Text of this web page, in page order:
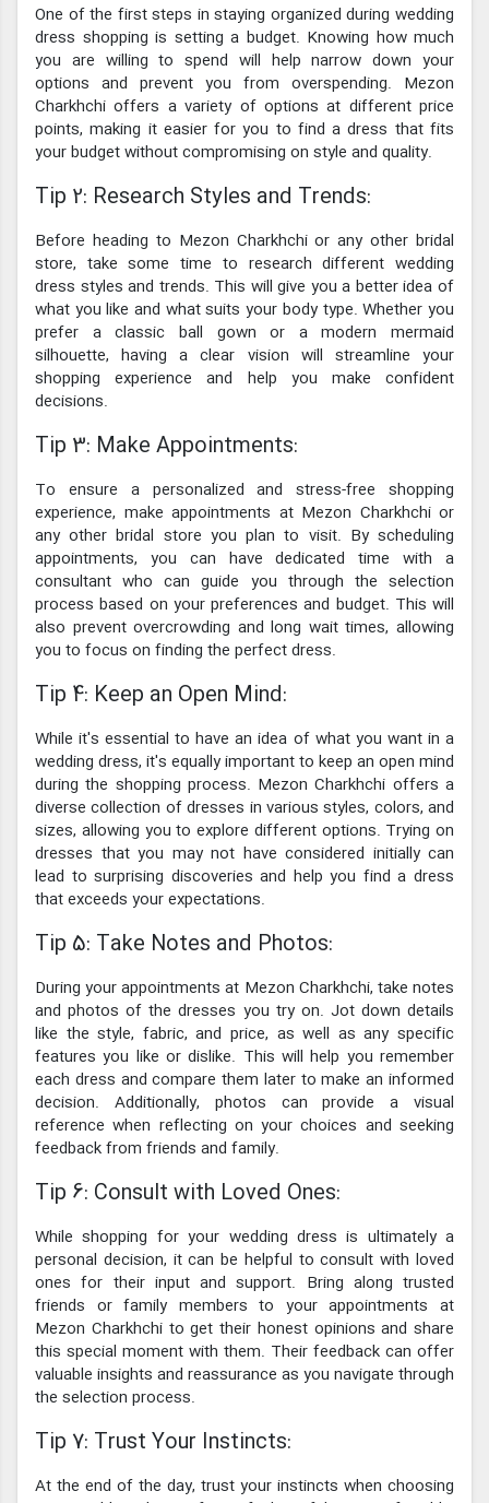
One of the first steps in staying organized during wedding
dress shopping is setting a budget. Knowing how much
you are willing to spend will help narrow down your
options and prevent you from overspending. Mezon
Charkhchi offers a variety of options at different price
points, making it easier for you to find a dress that fits
your budget without compromising on style and quality.
Tip 2: Research Styles and Trends:
Before heading to Mezon Charkhchi or any other bridal
store, take some time to research different wedding
dress styles and trends. This will give you a better idea of
what you like and what suits your body type. Whether you
prefer a classic ball gown or a modern mermaid
silhouette, having a clear vision will streamline your
shopping experience and help you make confident
decisions.
Tip 3: Make Appointments:
To ensure a personalized and stress-free shopping
experience, make appointments at Mezon Charkhchi or
any other bridal store you plan to visit. By scheduling
appointments, you can have dedicated time with a
consultant who can guide you through the selection
process based on your preferences and budget. This will
also prevent overcrowding and long wait times, allowing
you to focus on finding the perfect dress.
Tip 4: Keep an Open Mind:
While it's essential to have an idea of what you want in a
wedding dress, it's equally important to keep an open mind
during the shopping process. Mezon Charkhchi offers a
diverse collection of dresses in various styles, colors, and
sizes, allowing you to explore different options. Trying on
dresses that you may not have considered initially can
lead to surprising discoveries and help you find a dress
that exceeds your expectations.
Tip 5: Take Notes and Photos:
During your appointments at Mezon Charkhchi, take notes
and photos of the dresses you try on. Jot down details
like the style, fabric, and price, as well as any specific
features you like or dislike. This will help you remember
each dress and compare them later to make an informed
decision. Additionally, photos can provide a visual
reference when reflecting on your choices and seeking
feedback from friends and family.
Tip 6: Consult with Loved Ones:
While shopping for your wedding dress is ultimately a
personal decision, it can be helpful to consult with loved
ones for their input and support. Bring along trusted
friends or family members to your appointments at
Mezon Charkhchi to get their honest opinions and share
this special moment with them. Their feedback can offer
valuable insights and reassurance as you navigate through
the selection process.
Tip 7: Trust Your Instincts:
At the end of the day, trust your instincts when choosing